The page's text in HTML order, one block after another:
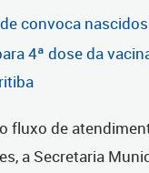
convoca
4ª dose da
fluxo de
a Secretaria